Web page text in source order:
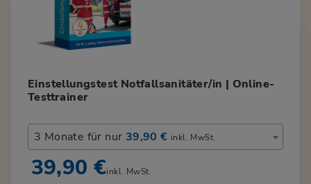
Einstellungstest Notfallsanitäter/in | Online-
Testtrainer
3 Monate für nur 39,90 € inkl. MwSt.
39,90 €inkl. MwSt.